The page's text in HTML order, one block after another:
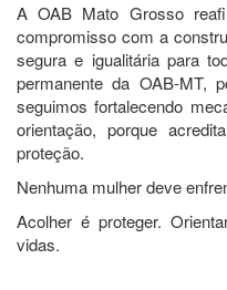
A OAB Mato Grosso
compromisso com a
segura e igualitária para
permanente da OAB-MT,
seguimos fortalecendo
orientação, porque
proteção.
Nenhuma mulher deve
Acolher é proteger.
vidas.